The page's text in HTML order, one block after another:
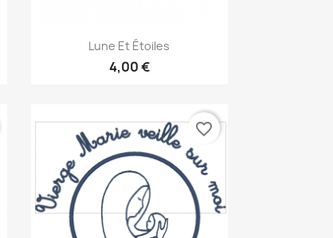
 Aperçu rapide
Lune Et Étoiles
4,00 €
favorite_border